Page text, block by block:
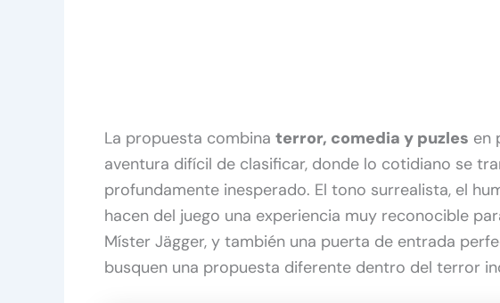
La propuesta combina terror, comedia y puzles en
aventura difícil de clasificar, donde lo cotidiano se
profundamente inesperado. El tono surrealista, el
hacen del juego una experiencia muy reconocible
Míster Jägger, y también una puerta de entrada
busquen una propuesta diferente dentro del terror